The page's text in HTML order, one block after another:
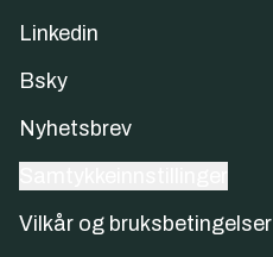
Linkedin
Bsky
Nyhetsbrev
Vilkår og bruksbetingelser